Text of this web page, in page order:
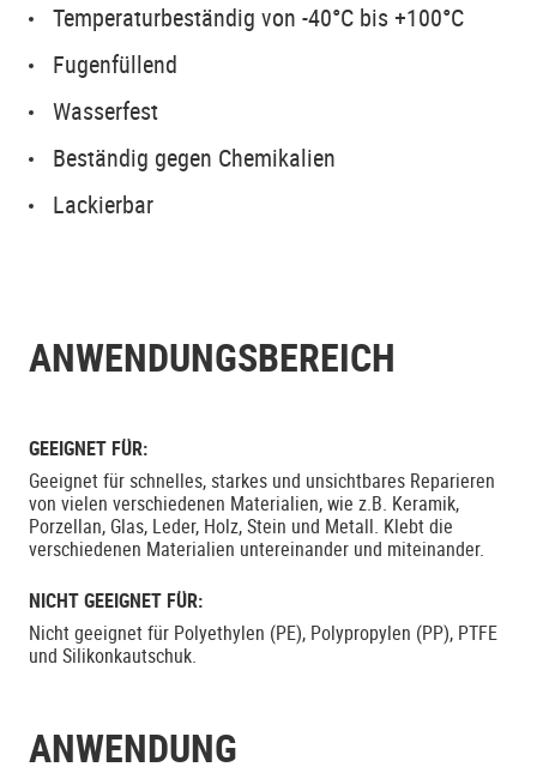
Temperaturbeständig von -40°C bis +100°C
Fugenfüllend
Wasserfest
Beständig gegen Chemikalien
Lackierbar
ANWENDUNGSBEREICH
GEEIGNET FÜR:
Geeignet für schnelles, starkes und unsichtbares Reparieren
von vielen verschiedenen Materialien, wie z.B. Keramik,
Porzellan, Glas, Leder, Holz, Stein und Metall. Klebt die
verschiedenen Materialien untereinander und miteinander.
NICHT GEEIGNET FÜR:
Nicht geeignet für Polyethylen (PE), Polypropylen (PP), PTFE
und Silikonkautschuk.
ANWENDUNG